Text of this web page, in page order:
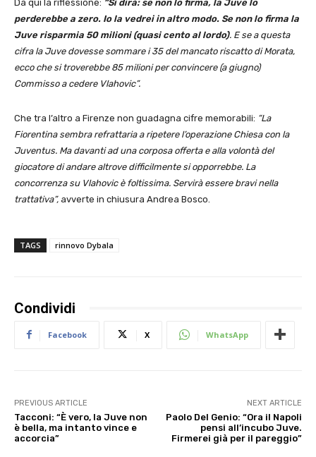
Da qui la riflessione: “Si dirà: se non lo firma, la Juve lo
perderebbe a zero. Io la vedrei in altro modo. Se non lo firma la
Juve risparmia 50 milioni (quasi cento al lordo). E se a questa
cifra la Juve dovesse sommare i 35 del mancato riscatto di Morata,
ecco che si troverebbe 85 milioni per convincere (a giugno)
Commisso a cedere Vlahovic”.
Che tra l’altro a Firenze non guadagna cifre memorabili: “La
Fiorentina sembra refrattaria a ripetere l’operazione Chiesa con la
Juventus. Ma davanti ad una corposa offerta e alla volontà del
giocatore di andare altrove difficilmente si opporrebbe. La
concorrenza su Vlahovic è foltissima. Servirà essere bravi nella
trattativa”, avverte in chiusura Andrea Bosco.
TAGS rinnovo Dybala
Condividi
Facebook X WhatsApp
PREVIOUS ARTICLE
Tacconi: “È vero, la Juve non
è bella, ma intanto vince e
accorcia”
NEXT ARTICLE
Paolo Del Genio: “Ora il Napoli
pensi all’incubo Juve.
Firmerei già per il pareggio”